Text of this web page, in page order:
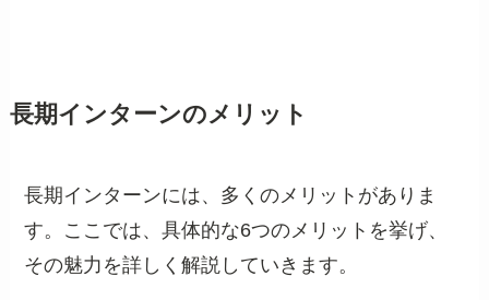
長期インターンのメリット
長期インターンには、多くのメリットがありま
す。ここでは、具体的な6つのメリットを挙げ、
その魅力を詳しく解説していきます。